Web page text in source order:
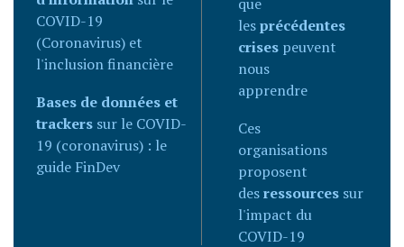
COVID-19
(Coronavirus) et
l'inclusion financière
Bases de données et
trackers sur le COVID-
19 (coronavirus) : le
guide FinDev
lesprécédentes
crises peuvent
nous
apprendre
Ces
organisations
proposent
desressources sur
l'impact du
COVID-19